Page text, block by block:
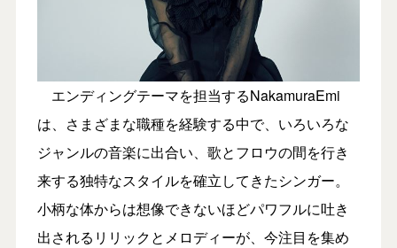
エンディングテーマを担当するNakamuraEmi
は、さまざまな職種を経験する中で、いろいろな
ジャンルの音楽に出合い、歌とフロウの間を行き
来する独特なスタイルを確立してきたシンガー。
小柄な体からは想像できないほどパワフルに吐き
出されるリリックとメロディーが、今注目を集め